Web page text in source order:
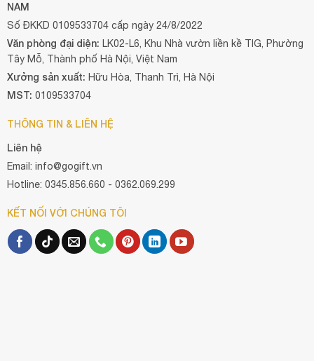
NAM
Số ĐKKD 0109533704 cấp ngày 24/8/2022
Văn phòng đại diện: LK02-L6, Khu Nhà vườn liền kề TIG, Phường
Tây Mỗ, Thành phố Hà Nội, Việt Nam
Xưởng sản xuất: Hữu Hòa, Thanh Trì, Hà Nội
MST: 0109533704
THÔNG TIN & LIÊN HỆ
Liên hệ
Email: info@gogift.vn
Hotline: 0345.856.660 - 0362.069.299
KẾT NỐI VỚI CHÚNG TÔI